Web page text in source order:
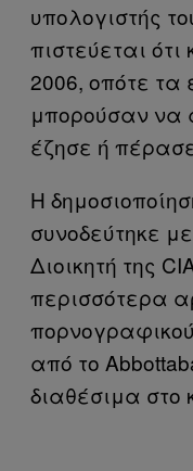
υπολογιστής
πιστεύεται
2006, οπότε
μπορούσαν να
έζησε ή
Η
συνοδεύτηκε
Διοικητή της
περισσότερα
από το
διαθέσιμα στο